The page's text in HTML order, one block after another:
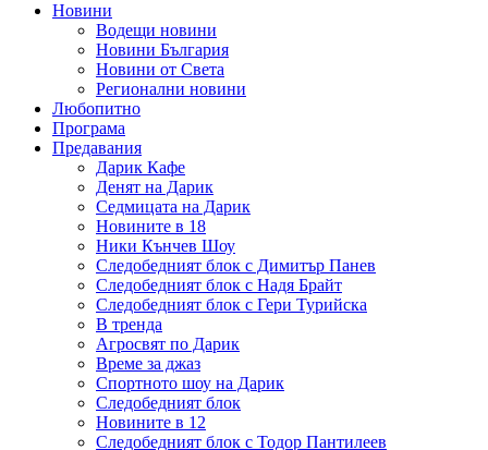
Новини
Водещи новини
Новини България
Новини от Света
Регионални новини
Любопитно
Програма
Предавания
Дарик Кафе
Денят на Дарик
Седмицата на Дарик
Новините в 18
Ники Кънчев Шоу
Следобедният блок с Димитър Панев
Следобедният блок с Надя Брайт
Следобедният блок с Гери Турийска
В тренда
Агросвят по Дарик
Време за джаз
Спортното шоу на Дарик
Следобедният блок
Новините в 12
Следобедният блок с Тодор Пантилеев